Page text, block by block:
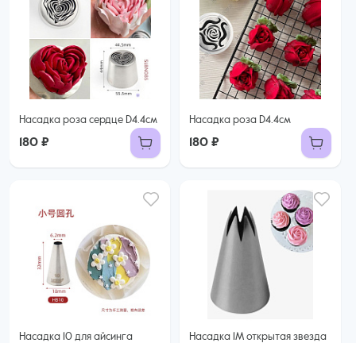
Насадка роза сердце D4.4см
180 ₽
Насадка роза D4.4см
180 ₽
Насадка 10 для айсинга
Насадка 1М открытая звезда